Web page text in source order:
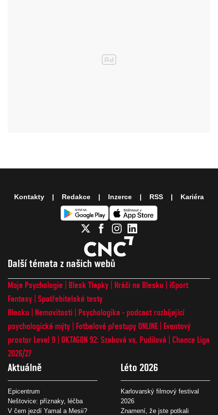
Další témata z našich webů
Moje Psychologie Blesk Tlapky Hráči na Blesku
iSport
Fantasy Spotřebitelské testy
Blesku
Nemovitosti
Psychologika - podcast rozbíjející
psychologické mýty
Fotbalové přestupy ONLINE
Eventový
prostor Level 9 OKTAGON 92: Szabová vs. Pudilová
Chance Liga
2026/27
Aktuálně
Epicentrum
Neštovice: příznaky, léčba
V čem jezdí Yamal a Mesii?
Léto 2026
Karlovarský filmový festival
2026
Znamení, že jste potkali
Kontakty Redakce Inzerce RSS Kariéra